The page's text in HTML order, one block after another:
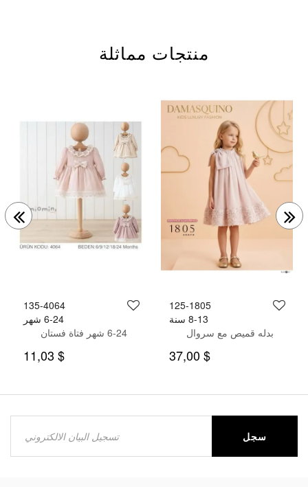
منتجات مماثلة
125-1805
8-13 سنة
بدله قميص مع سروال
$ 37,00
135-4064
6-24 شهر
6-24 شهر فتاة فستان
$ 11,03
سجل